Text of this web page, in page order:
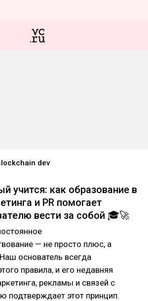
dev
учится: как образование в
и PR помогает
вести за собой 🎓🚀
— не просто плюс, а
основатель всегда
правила, и его недавняя
рекламы и связей с
подтверждает этот принцип.